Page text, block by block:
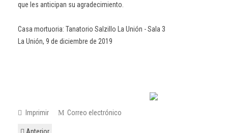
que les anticipan su agradecimiento.
Casa mortuoria: Tanatorio Salzillo La Unión - Sala 3
La Unión, 9 de diciembre de 2019
Imprimir Correo electrónico